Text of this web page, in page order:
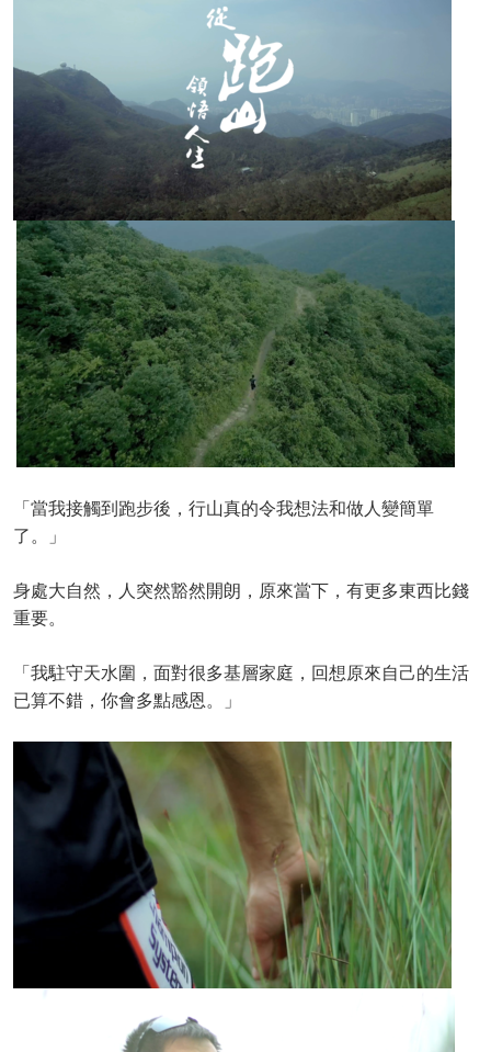
「當我接觸到跑步後，行山真的令我想法和做人變簡單
了。」
身處大自然，人突然豁然開朗，原來當下，有更多東西比錢
重要。
「我駐守天水圍，面對很多基層家庭，回想原來自己的生活
已算不錯，你會多點感恩。」